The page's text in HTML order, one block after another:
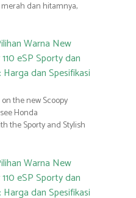
dan hitamnya,
Warna New
eSP Sporty dan
dan Spesifikasi
the new Scoopy
Honda
the Sporty and Stylish
Warna New
eSP Sporty dan
dan Spesifikasi